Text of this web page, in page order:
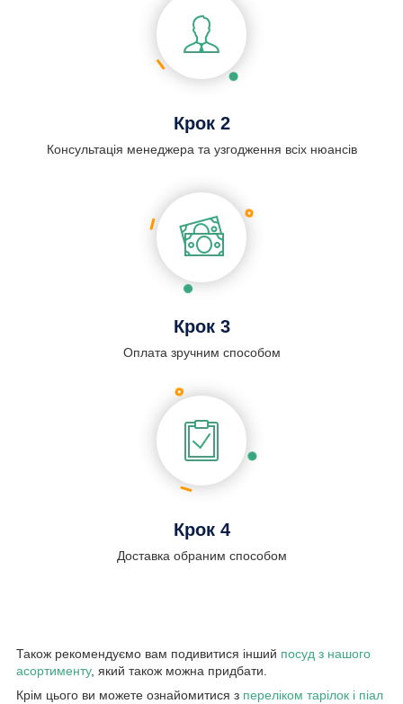
Крок 2
Консультація менеджера та узгодження всіх нюансів
Крок 3
Оплата зручним способом
Крок 4
Доставка обраним способом
Також рекомендуємо вам подивитися інший посуд з нашого
асортименту, який також можна придбати.
Крім цього ви можете ознайомитися з переліком тарілок і піал